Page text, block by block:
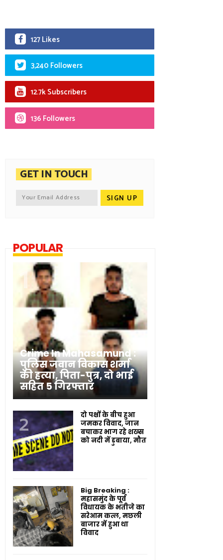
127 Likes
3,240 Followers
12.7k Subscribers
136 Followers
GET IN TOUCH
POPULAR
Crime In Mahasamund :
पुलिस जवान विकास शर्मा
की हत्या, पिता-पुत्र, दो भाई
सहित 5 गिरफ्तार
दो पक्षों के बीच हुआ
जमकर विवाद, जान
बचाकर भाग रहे शख्स
को नदी में डुबाया, मौत
Big Breaking :
महासमुंद के पूर्व
विधायक के भतीजे का
सरेआम कत्ल, मछली
बाजार में हुआ था
विवाद